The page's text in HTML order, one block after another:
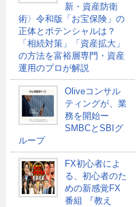
新・資産防衛
術〉令和版「お宝保険」の
正体とポテンシャルは？
「相続対策」「資産拡大」
の方法を富裕層専門・資産
運用のプロが解説
Oliveコンサル
ティングが、業
務を開始ー
SMBCとSBIグ
ループ
FX初心者によ
る、初心者のた
めの新感覚FX
番組 『教え